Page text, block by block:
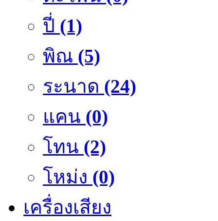
ปี่ (1)
พิณ (5)
ระนาด (24)
แคน (0)
โทน (2)
โหม่ง (0)
เครื่องเสียง